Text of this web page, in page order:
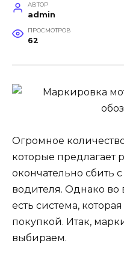
АВТОР
admin
ПРОСМОТРОВ
62
Огромное
которые предлагает
окончательно сбить
водителя. Однако во
есть система,
покупкой. Итак,
выбираем.